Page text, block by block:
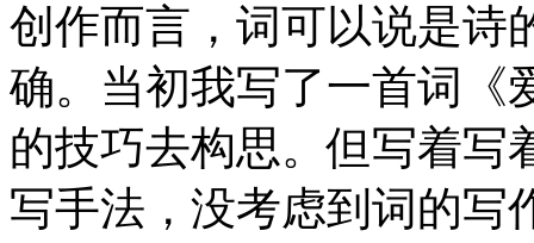
创作而言，词可以说是诗
确。当初我写了一首词《
的技巧去构思。但写着写
写手法，没考虑到词的写